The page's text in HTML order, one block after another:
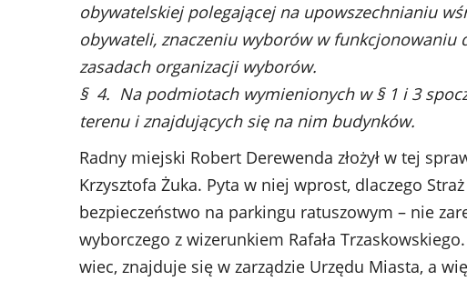
obywatelskiej polegającej na upowszechnianiu
obywateli, znaczeniu wyborów w funkcjonowaniu
zasadach organizacji wyborów.
§ 4. Na podmiotach wymienionych w § 1 i 3
terenu i znajdujących się na nim budynków.
Radny miejski Robert Derewenda złożył w tej
Krzysztofa Żuka. Pyta w niej wprost, dlaczego
bezpieczeństwo na parkingu ratuszowym – nie
wyborczego z wizerunkiem Rafała
wiec, znajduje się w zarządzie Urzędu Miasta, a